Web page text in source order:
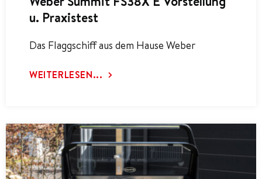
u. Praxistest
Das Flaggschiff aus dem Hause Weber
WEITERLESEN...